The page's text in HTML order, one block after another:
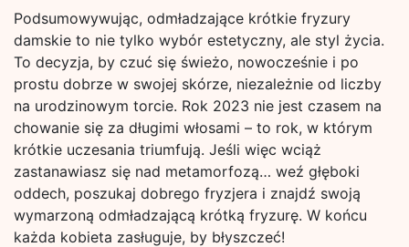
Podsumowywując, odmładzające krótkie fryzury
damskie to nie tylko wybór estetyczny, ale styl życia.
To decyzja, by czuć się świeżo, nowocześnie i po
prostu dobrze w swojej skórze, niezależnie od liczby
na urodzinowym torcie. Rok 2023 nie jest czasem na
chowanie się za długimi włosami – to rok, w którym
krótkie uczesania triumfują. Jeśli więc wciąż
zastanawiasz się nad metamorfozą… weź głęboki
oddech, poszukaj dobrego fryzjera i znajdź swoją
wymarzoną odmładzającą krótką fryzurę. W końcu
każda kobieta zasługuje, by błyszczeć!